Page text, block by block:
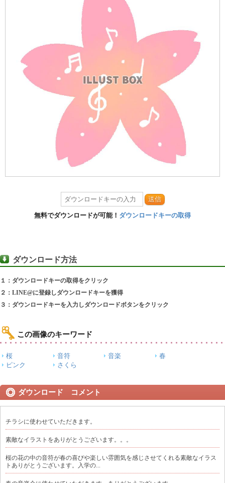
送信
無料でダウンロードが可能！ ダウンロードキーの取得
ダウンロード方法
１：ダウンロードキーの取得をクリック
２：LINE@に登録しダウンロードキーを獲得
３：ダウンロードキーを入力しダウンロードボタンをクリック
この画像のキーワード
桜 音符 音楽
春
ピンク
さくら
ダウンロード コメント
チラシに使わせていただきます。
素敵なイラストをありがとうございます。。。
桜の花の中の音符が春の喜びや楽しい雰囲気を感じさせてくれる素敵なイラス
トありがとうございます。入学の...